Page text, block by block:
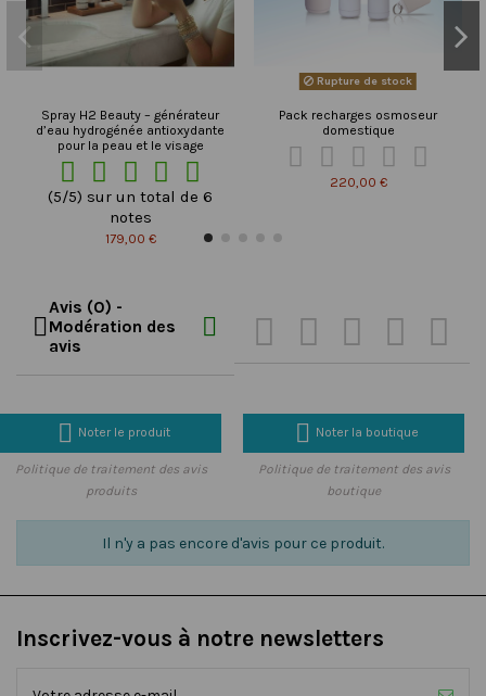
Spray H2 Beauty – générateur
d’eau hydrogénée antioxydante
pour la peau et le visage
    
(5/5) sur un total de 6
notes
179,00 €
Rupture de stock
Pack recharges osmoseur
domestique
    
220,00 €

Avis (0) -
Modération des
avis
     
 Noter le produit
Politique de traitement des avis
produits
 Noter la boutique
Politique de traitement des avis
boutique
Il n'y a pas encore d'avis pour ce produit.
Inscrivez-vous à notre newsletters